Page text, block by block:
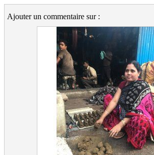
Ajouter un commentaire sur :